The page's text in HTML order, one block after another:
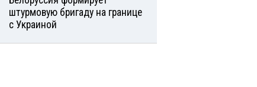
штурмовую бригаду на границе
с Украиной